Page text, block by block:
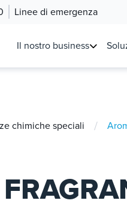
Linee di emergenza
Il nostro business
chimiche speciali /